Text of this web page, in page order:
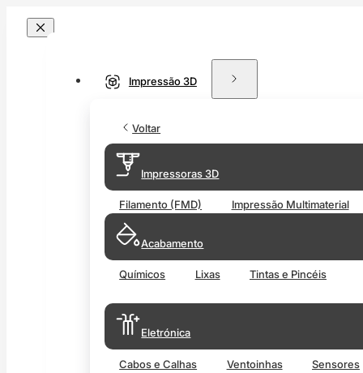
Impressão 3D
Voltar
Impressoras 3D
Filamento (FMD) Impressão Multimaterial
Acabamento
Químicos Lixas Tintas e Pincéis
Eletrónica
Cabos e Calhas Ventoinhas Sensores